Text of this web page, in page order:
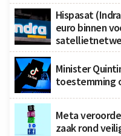
Hispasat
euro binnen
Minister
toestemming
Meta
zaak rond